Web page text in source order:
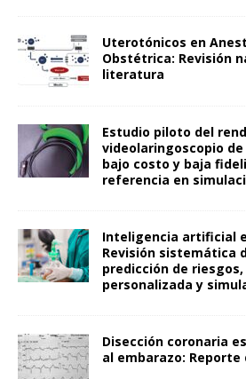
Uterotónicos en
Obstétrica: Revisión
literatura
Estudio piloto del
videolaringoscopio
bajo costo y baja
referencia en
Inteligencia artificial
Revisión sistemática
predicción de
personalizada y
Disección coronaria
al embarazo: Reporte